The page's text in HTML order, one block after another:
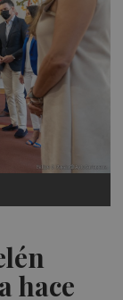
hace